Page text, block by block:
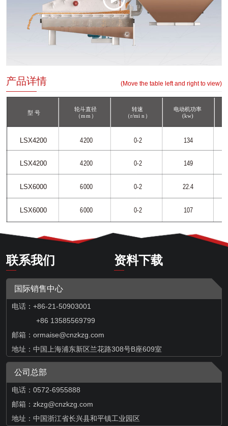
产品详情 (Move the table left and right to view)
联系我们 资料下载
国际销售中心
电话：+86-21-50903001
+86 13585569799
邮箱： ormaise@cnzkzg.com
地址：中国上海浦东新区兰花路308号B座609室
公司总部
电话：0572-6955888
邮箱：zkzg@cnzkzg.com
地址：中国浙江省长兴县和平镇工业园区